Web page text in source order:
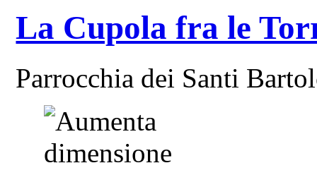
La Cupola fra le
Parrocchia dei Santi